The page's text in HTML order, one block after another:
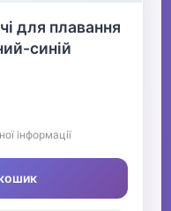
для плавання
синій
інформації